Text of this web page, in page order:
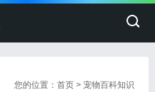
您的位置：首页 >宠物百科知识